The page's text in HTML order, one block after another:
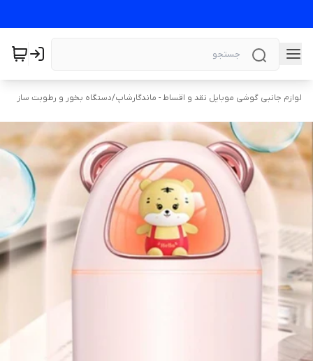
لوازم جانبی گوشی موبایل نقد و اقساط - ماندگارشاپ/دستگاه بخور و رطوبت ساز